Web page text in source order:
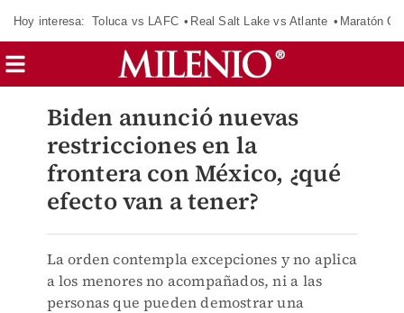
Hoy interesa: Toluca vs LAFC Real Salt Lake vs Atlante Maratón
Biden anunció nuevas
restricciones en la
frontera con México, ¿qué
efecto van a tener?
La orden contempla excepciones y no aplica
a los menores no acompañados, ni a las
personas que pueden demostrar una